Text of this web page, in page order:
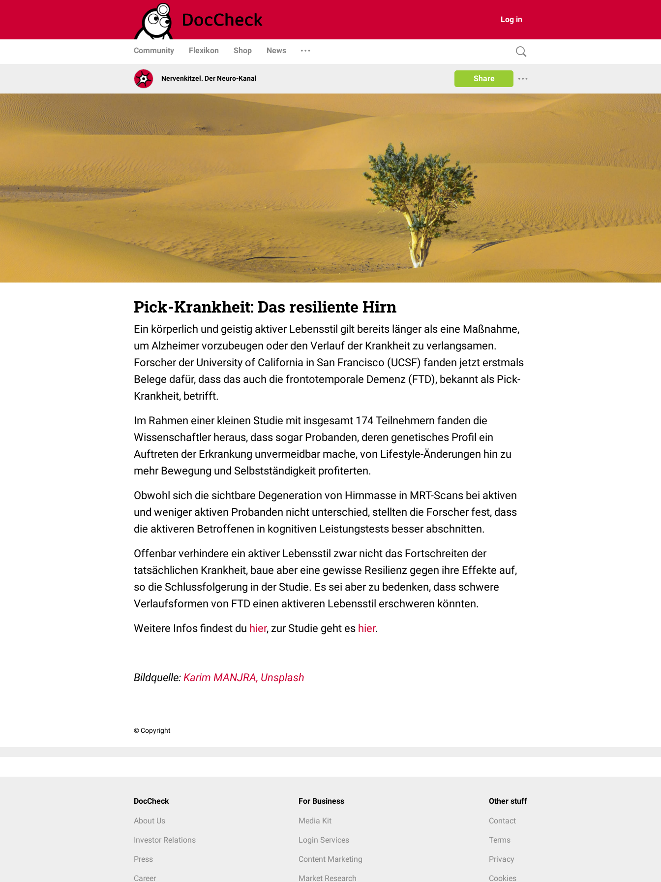
Log in
Community Flexikon Shop News
Nervenkitzel. Der Neuro-Kanal Share
Pick-Krankheit: Das resiliente Hirn
Ein körperlich und geistig aktiver Lebensstil gilt bereits länger als eine Maßnahme,
um Alzheimer vorzubeugen oder den Verlauf der Krankheit zu verlangsamen.
Forscher der University of California in San Francisco (UCSF) fanden jetzt erstmals
Belege dafür, dass das auch die frontotemporale Demenz (FTD), bekannt als Pick-
Krankheit, betrifft.
Im Rahmen einer kleinen Studie mit insgesamt 174 Teilnehmern fanden die
Wissenschaftler heraus, dass sogar Probanden, deren genetisches Profil ein
Auftreten der Erkrankung unvermeidbar mache, von Lifestyle-Änderungen hin zu
mehr Bewegung und Selbstständigkeit profiterten.
Obwohl sich die sichtbare Degeneration von Hirnmasse in MRT-Scans bei aktiven
und weniger aktiven Probanden nicht unterschied, stellten die Forscher fest, dass
die aktiveren Betroffenen in kognitiven Leistungstests besser abschnitten.
Offenbar verhindere ein aktiver Lebensstil zwar nicht das Fortschreiten der
tatsächlichen Krankheit, baue aber eine gewisse Resilienz gegen ihre Effekte auf,
so die Schlussfolgerung in der Studie. Es sei aber zu bedenken, dass schwere
Verlaufsformen von FTD einen aktiveren Lebensstil erschweren könnten.
Weitere Infos findest du hier, zur Studie geht es hier.
Bildquelle: Karim MANJRA, Unsplash
© Copyright
DocCheck
About Us
Investor Relations
Press
Career
For Business
Media Kit
Login Services
Content Marketing
Market Research
Other stuff
Contact
Terms
Privacy
Cookies